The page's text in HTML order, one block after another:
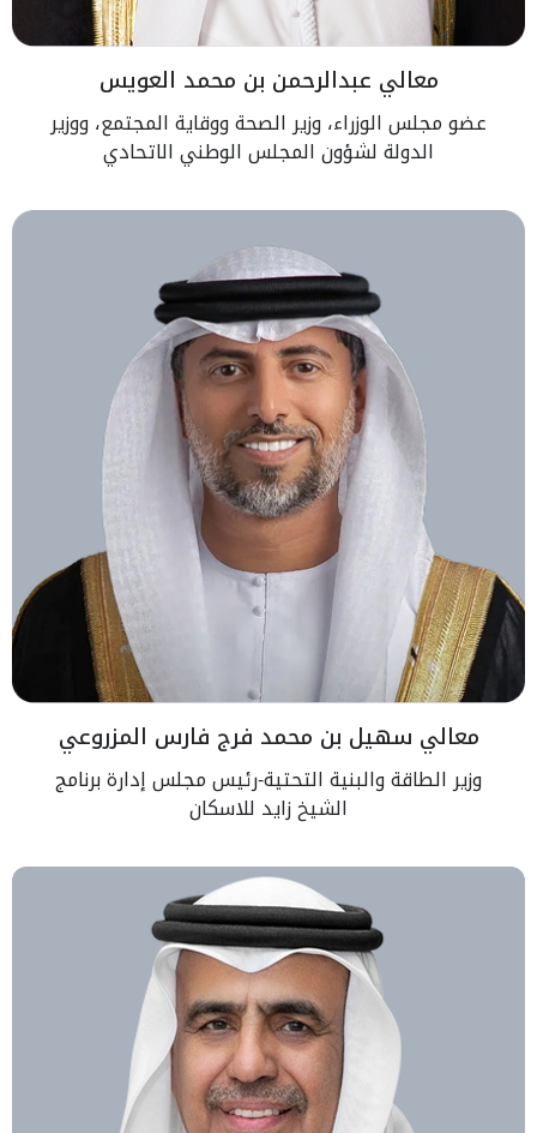
معالي عبدالرحمن بن محمد العويس
عضو مجلس الوزراء، وزير الصحة ووقاية المجتمع، ووزير
الدولة لشؤون المجلس الوطني الاتحادي
معالي سهيل بن محمد فرج فارس المزروعي
وزير الطاقة والبنية التحتية-رئيس مجلس إدارة برنامج
الشيخ زايد للاسكان